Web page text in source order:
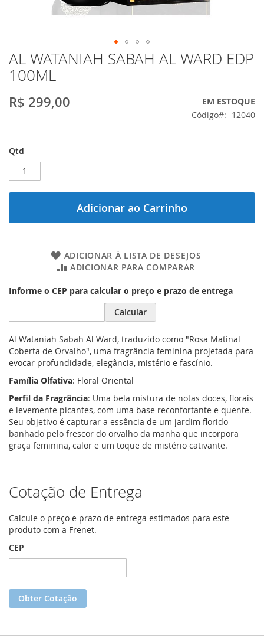
Saltar
para
da
de
AL WATANIAH SABAH AL WARD EDP
100ML
R$ 299,00
EM ESTOQUE
Código
12040
Qtd
Adicionar ao Carrinho
ADICIONAR À LISTA DE DESEJOS
ADICIONAR PARA COMPARAR
Informe o CEP para calcular o preço e prazo de entrega
Calcular
Al Wataniah Sabah Al Ward, traduzido como "Rosa Matinal
Coberta de Orvalho", uma fragrância feminina projetada para
evocar profundidade, elegância, mistério e fascínio.
Família Olfativa: Floral Oriental
Perfil da Fragrância: Uma bela mistura de notas doces, florais
e levemente picantes, com uma base reconfortante e quente.
Seu objetivo é capturar a essência de um jardim florido
banhado pelo frescor do orvalho da manhã que incorpora
graça feminina, calor e um toque de mistério cativante.
Cotação de Entrega
Calcule o preço e prazo de entrega estimados para este
produto com a Frenet.
CEP
Obter Cotação